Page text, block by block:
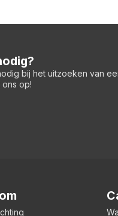
bij het uitzoeken van
op!